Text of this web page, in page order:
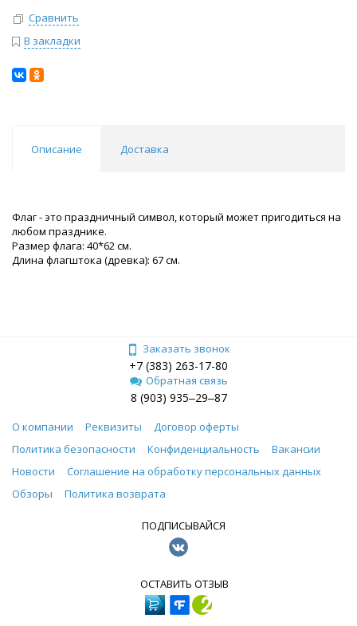
Сравнить
В закладки
Описание Доставка
Флаг - это праздничный символ, который может пригодиться на
любом празднике.
Размер флага: 40*62 см.
Длина флагштока (древка): 67 см.
Заказать звонок
+7 (383) 263-17-80
Обратная связь
8 (903) 935‒29‒87
О компании Реквизиты
Договор оферты
Политика безопасности
Конфиденциальность
Вакансии
Новости
Соглашение на обработку персональных данных
Обзоры
Политика возврата
ПОДПИСЫВАЙСЯ
ОСТАВИТЬ ОТЗЫВ